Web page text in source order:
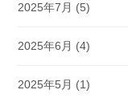
2025年7月 (5)
2025年6月 (4)
2025年5月 (1)